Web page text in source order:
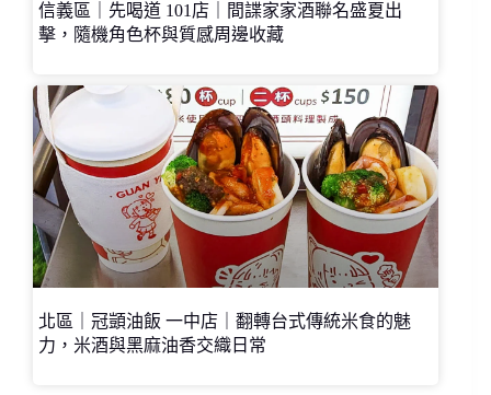
信義區｜先喝道 101店｜間諜家家酒聯名盛夏出
擊，隨機角色杯與質感周邊收藏
北區｜冠顗油飯 一中店｜翻轉台式傳統米食的魅
力，米酒與黑麻油香交織日常